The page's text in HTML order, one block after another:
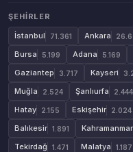
ŞEHIRLER
İstanbul
71.361 Ankara
Bursa 5.199 Adana 5.169
Gaziantep 3.717 Kayseri
Muğla 2.524 Şanlıurfa 2.444
Hatay 2.155 Eskişehir 2.024
Balıkesir 1.891
Tekirdağ 1.471 Malatya 1.187